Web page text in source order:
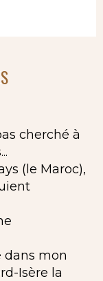
cherché à
(le Maroc),
dans mon
Isère la